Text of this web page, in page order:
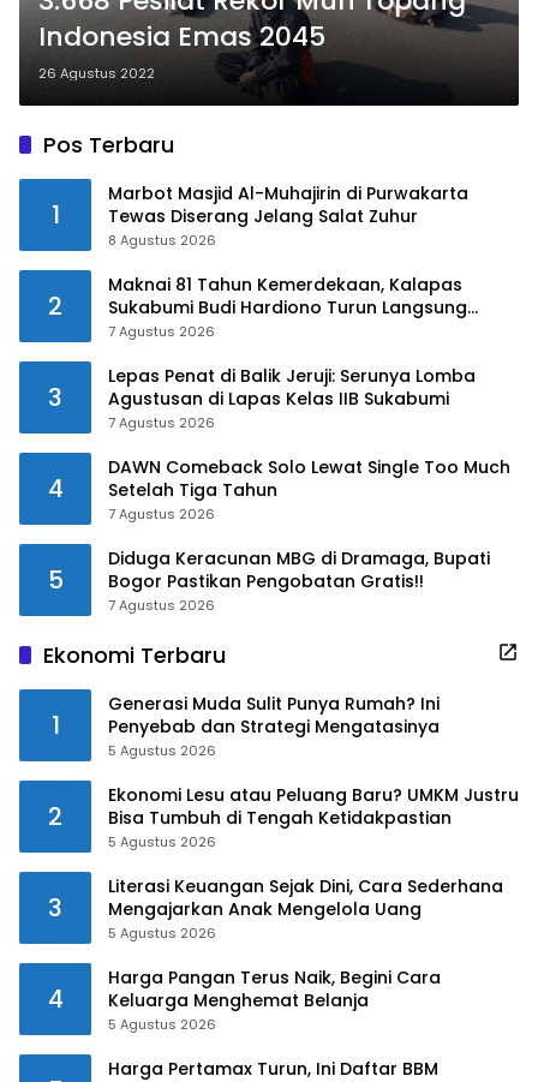
Indonesia Emas 2045
26 Agustus 2022
Pos Terbaru
1
Marbot Masjid Al-Muhajirin di Purwakarta
Tewas Diserang Jelang Salat Zuhur
8 Agustus 2026
2
Maknai 81 Tahun Kemerdekaan, Kalapas
Sukabumi Budi Hardiono Turun Langsung
Salurkan Bantuan ke Panti Asuhan
7 Agustus 2026
3
Lepas Penat di Balik Jeruji: Serunya Lomba
Agustusan di Lapas Kelas IIB Sukabumi
7 Agustus 2026
4
DAWN Comeback Solo Lewat Single Too Much
Setelah Tiga Tahun
7 Agustus 2026
5
Diduga Keracunan MBG di Dramaga, Bupati
Bogor Pastikan Pengobatan Gratis!!
7 Agustus 2026
Ekonomi Terbaru
1
Generasi Muda Sulit Punya Rumah? Ini
Penyebab dan Strategi Mengatasinya
5 Agustus 2026
2
Ekonomi Lesu atau Peluang Baru? UMKM Justru
Bisa Tumbuh di Tengah Ketidakpastian
5 Agustus 2026
3
Literasi Keuangan Sejak Dini, Cara Sederhana
Mengajarkan Anak Mengelola Uang
5 Agustus 2026
4
Harga Pangan Terus Naik, Begini Cara
Keluarga Menghemat Belanja
5 Agustus 2026
Harga Pertamax Turun, Ini Daftar BBM